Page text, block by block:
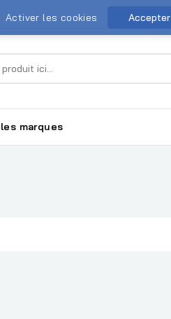
marques
Activer les cookies Accepter